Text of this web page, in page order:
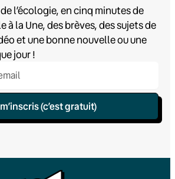
l’écologie, en cinq minutes de
à la Une, des brèves, des sujets de
et une bonne nouvelle ou une
jour !
(c’est gratuit)